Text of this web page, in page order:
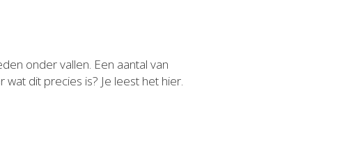
onder vallen. Een aantal van
dit precies is? Je leest het hier.